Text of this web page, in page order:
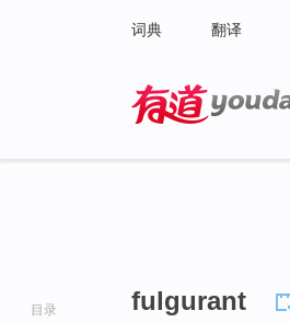
词典 翻译
目录 fulgurant